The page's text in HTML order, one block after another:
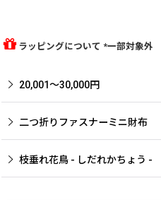
ラッピングについて *一部対象外
20,001〜30,000円
二つ折りファスナーミニ財布
枝垂れ花鳥 - しだれかちょう -